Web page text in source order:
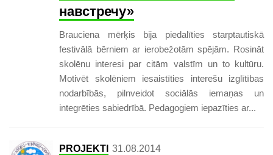
навстречу»
Brauciena mērķis bija piedalīties starptautiskā
festivālā bērniem ar ierobežotām spējām. Rosināt
skolēnu interesi par citām valstīm un to kultūru.
Motivēt skolēniem iesaistīties interešu izglītības
nodarbībās, pilnveidot sociālās iemaņas un
integrēties sabiedrībā. Pedagogiem iepazīties ar...
PROJEKTI 31.08.2014